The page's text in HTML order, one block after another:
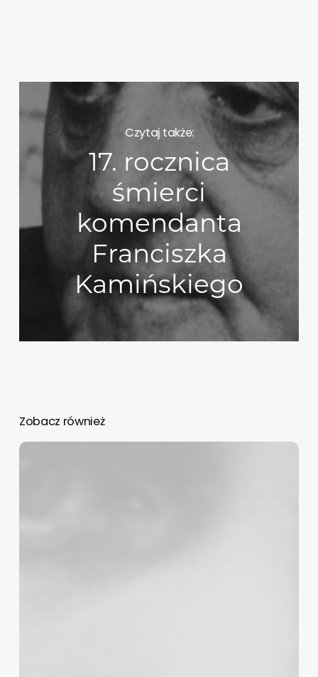
Czytaj także:
17. rocznica
śmierci
komendanta
Franciszka
Kamińskiego
Zobacz również